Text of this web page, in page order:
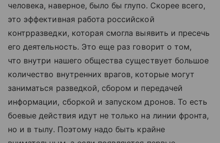
человека, наверное, было бы глупо. Скорее всего,
это эффективная работа российской
контрразведки, которая смогла выявить и пресечь
его деятельность. Это еще раз говорит о том,
что внутри нашего общества существует большое
количество внутренних врагов, которые могут
заниматься разведкой, сбором и передачей
информации, сборкой и запуском дронов. То есть
боевые действия идут не только на линии фронта,
но и в тылу. Поэтому надо быть крайне